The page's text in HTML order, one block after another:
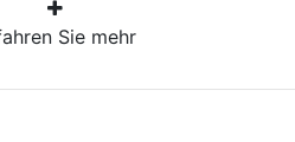
Sie mehr